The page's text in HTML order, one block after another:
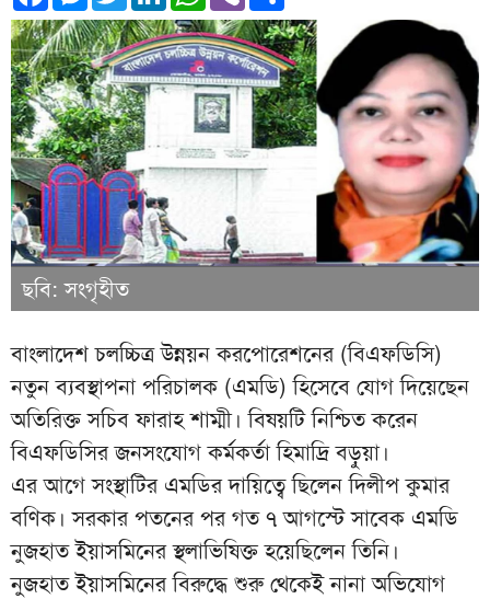
ছবি: সংগৃহীত
বাংলাদেশ চলচ্চিত্র উন্নয়ন করপোরেশনের (বিএফডিসি)
নতুন ব্যবস্থাপনা পরিচালক (এমডি) হিসেবে যোগ দিয়েছেন
অতিরিক্ত সচিব ফারাহ শাম্মী। বিষয়টি নিশ্চিত করেন
বিএফডিসির জনসংযোগ কর্মকর্তা হিমাদ্রি বড়ুয়া।
এর আগে সংস্থাটির এমডির দায়িত্বে ছিলেন দিলীপ কুমার
বণিক। সরকার পতনের পর গত ৭ আগস্টে সাবেক এমডি
নুজহাত ইয়াসমিনের স্থলাভিষিক্ত হয়েছিলেন তিনি।
নুজহাত ইয়াসমিনের বিরুদ্ধে শুরু থেকেই নানা অভিযোগ